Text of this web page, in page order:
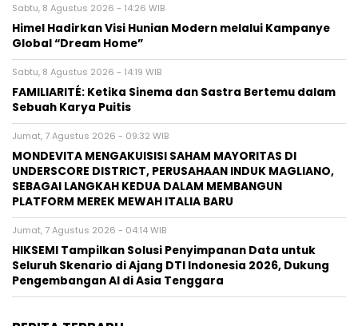
Sabtu, 8 Agustus 2026 - 14:26 WIB
Himel Hadirkan Visi Hunian Modern melalui Kampanye
Global “Dream Home”
Sabtu, 8 Agustus 2026 - 14:19 WIB
FAMILIARITÉ: Ketika Sinema dan Sastra Bertemu dalam
Sebuah Karya Puitis
Jumat, 7 Agustus 2026 - 09:32 WIB
MONDEVITA MENGAKUISISI SAHAM MAYORITAS DI
UNDERSCORE DISTRICT, PERUSAHAAN INDUK MAGLIANO,
SEBAGAI LANGKAH KEDUA DALAM MEMBANGUN
PLATFORM MEREK MEWAH ITALIA BARU
Jumat, 7 Agustus 2026 - 04:14 WIB
HIKSEMI Tampilkan Solusi Penyimpanan Data untuk
Seluruh Skenario di Ajang DTI Indonesia 2026, Dukung
Pengembangan AI di Asia Tenggara